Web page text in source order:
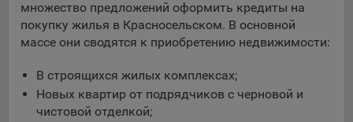
конфиденциальности Яндекс.
Google Analytics – сервис веб-аналитики,
предоставляемый компанией Google, Inc. Адрес: Google,
Mountain View, CA 94043, USA.Политика
конфиденциальности Google.
множество предложений оформить кредиты на
покупку жилья в Красносельском. В основной
массе они сводятся к приобретению недвижимости:
В строящихся жилых комплексах;
Новых квартир от подрядчиков с черновой и
чистовой отделкой;